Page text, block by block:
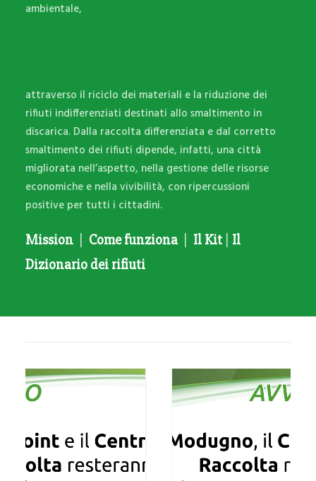
ambientale,
attraverso il riciclo dei materiali e la riduzione dei
rifiuti indifferenziati destinati allo smaltimento in
discarica. Dalla raccolta differenziata e dal corretto
smaltimento dei rifiuti dipende, infatti, una città
migliorata nell’aspetto, nella gestione delle risorse
economiche e nella vivibilità, con ripercussioni
positive per tutti i cittadini.
Mission Come funziona Il Kit Il
Dizionario dei rifiuti